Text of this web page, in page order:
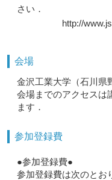
さい．
http://
会場
金沢工業大学（石川
会場までのアクセスは
ます．
参加登録費
●参加登録費●
参加登録費は次のとお